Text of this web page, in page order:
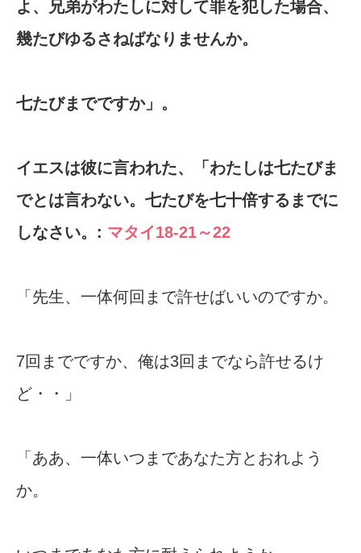
よ、兄弟がわたしに対して罪を犯した場合、
幾たびゆるさねばなりませんか。
七たびまでですか」。
イエスは彼に言われた、「わたしは七たびま
でとは言わない。七たびを七十倍するまでに
しなさい。: マタイ18-21～22
「先生、一体何回まで許せばいいのですか。
7回までですか、俺は3回までなら許せるけ
ど・・」
「ああ、一体いつまであなた方とおれよう
か。